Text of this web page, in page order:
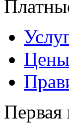
Цены